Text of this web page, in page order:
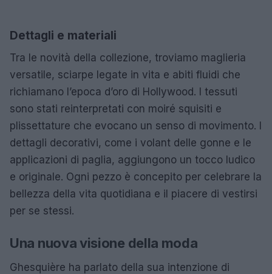
Dettagli e materiali
Tra le novità della collezione, troviamo maglieria
versatile, sciarpe legate in vita e abiti fluidi che
richiamano l’epoca d’oro di Hollywood. I tessuti
sono stati reinterpretati con moiré squisiti e
plissettature che evocano un senso di movimento. I
dettagli decorativi, come i volant delle gonne e le
applicazioni di paglia, aggiungono un tocco ludico
e originale. Ogni pezzo è concepito per celebrare la
bellezza della vita quotidiana e il piacere di vestirsi
per se stessi.
Una nuova visione della moda
Ghesquière ha parlato della sua intenzione di